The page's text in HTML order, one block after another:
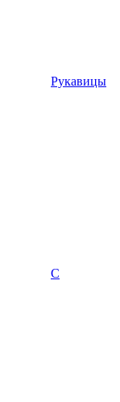
Рукавицы
С